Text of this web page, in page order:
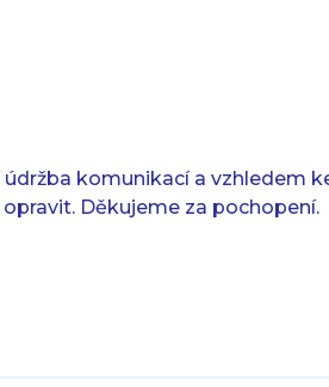
komunikací a vzhledem
Děkujeme za pochopení.